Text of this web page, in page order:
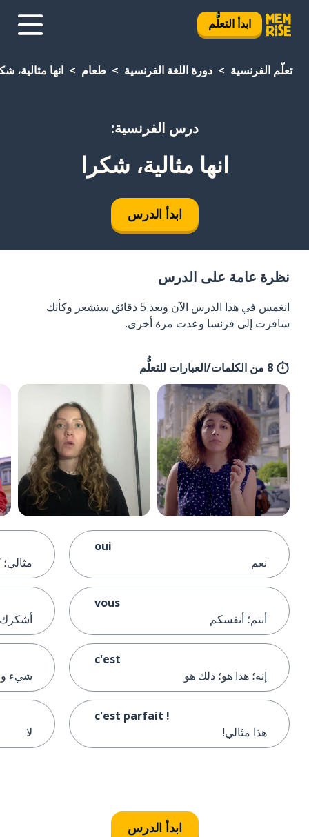
ابدأ التعلُّم
تعلَّم الفرنسية دورة اللغة الفرنسية طعام انها مثالية،
درس الفرنسية:
انها مثالية، شكرا
ابدأ الدرس
نظرة عامة على الدرس
انغمس في هذا الدرس الآن وبعد 5 دقائق ستشعر وكأنك
سافرت إلى فرنسا وعدت مرة أخرى.
8 من الكلمات/العبارات للتعلُّم
oui
نعم
vous
أنتم؛ أنفسكم
c'est
إنه؛ هذا هو؛ ذلك هو
c'est parfait !
هذا مثالي!
أشكرك
شيء
لا
ابدأ الدرس